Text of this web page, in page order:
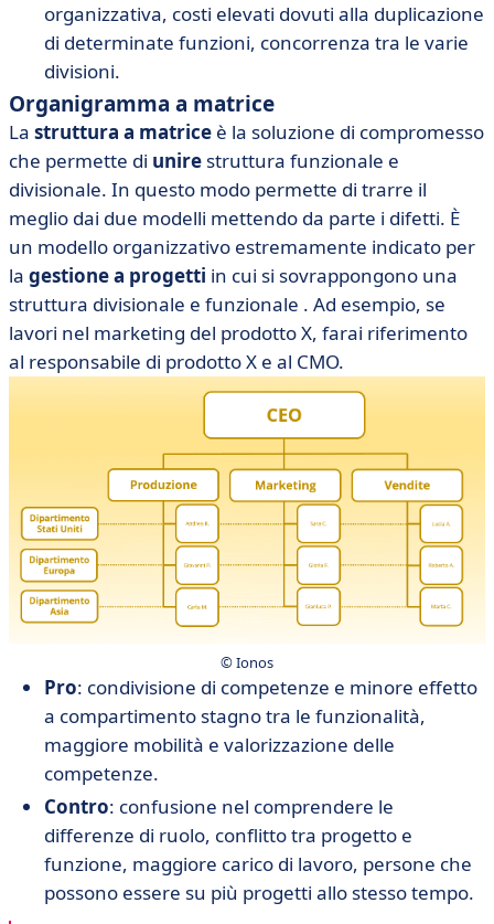
organizzativa, costi elevati dovuti alla duplicazione
di determinate funzioni, concorrenza tra le varie
divisioni.
Organigramma a matrice
La struttura a matrice è la soluzione di compromesso
che permette di unire struttura funzionale e
divisionale. In questo modo permette di trarre il
meglio dai due modelli mettendo da parte i difetti. È
un modello organizzativo estremamente indicato per
la gestione a progetti in cui si sovrappongono una
struttura divisionale e funzionale . Ad esempio, se
lavori nel marketing del prodotto X, farai riferimento
al responsabile di prodotto X e al CMO.
© Ionos
Pro: condivisione di competenze e minore effetto
a compartimento stagno tra le funzionalità,
maggiore mobilità e valorizzazione delle
competenze.
Contro: confusione nel comprendere le
differenze di ruolo, conflitto tra progetto e
funzione, maggiore carico di lavoro, persone che
possono essere su più progetti allo stesso tempo.